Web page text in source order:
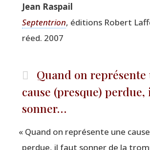
Jean Ras­pail
Sep­ten­trion, édi­tions Robert
réed. 2007
Quand on représente
cause (presque)
sonner…
« Quand on repré­sente une
per­due, il faut son­ner de la